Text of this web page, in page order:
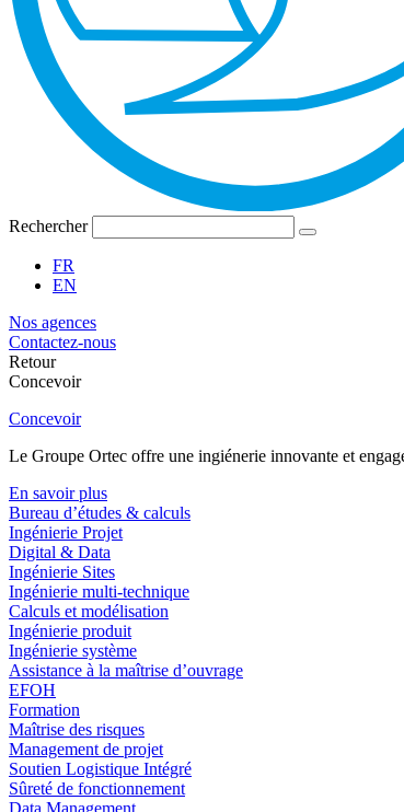
Rechercher
FR
EN
Nos agences
Contactez-nous
Retour
Concevoir
Concevoir
Le Groupe Ortec offre une ingiénerie innovante et
En savoir plus
Bureau d’études & calculs
Ingénierie Projet
Digital & Data
Ingénierie Sites
Ingénierie multi-technique
Calculs et modélisation
Ingénierie produit
Ingénierie système
Assistance à la maîtrise d’ouvrage
EFOH
Formation
Maîtrise des risques
Management de projet
Soutien Logistique Intégré
Sûreté de fonctionnement
Data Management